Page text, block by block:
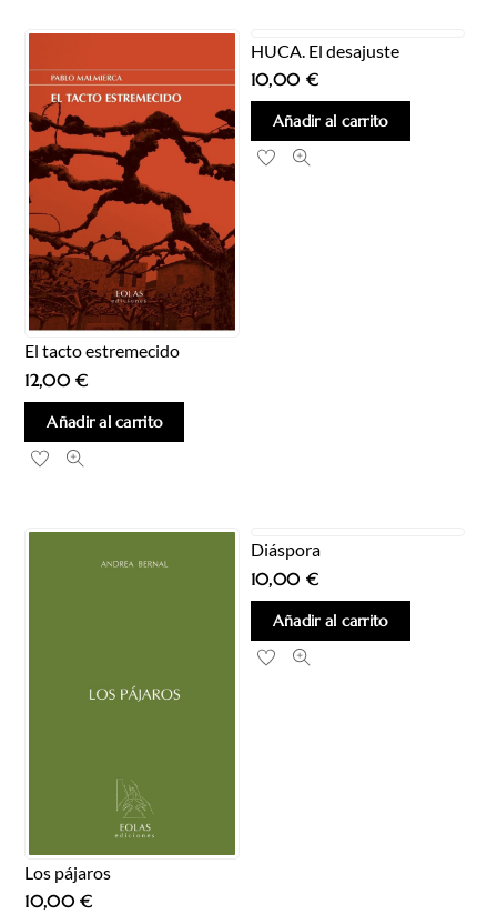
El tacto estremecido
12,00€
Añadir al carrito
HUCA. El desajuste
10,00 €
Añadir al carrito
Los pájaros
10,00€
Diáspora
10,00 €
Añadir al carrito